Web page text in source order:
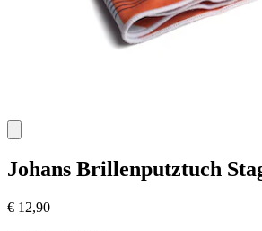
Johans Brillenputztuch
€ 12,90